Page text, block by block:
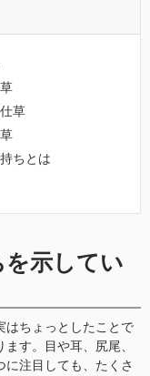
草
ちとは
示してい
はちょっとしたことで
す。目や耳、尻尾、
注目しても、たくさ